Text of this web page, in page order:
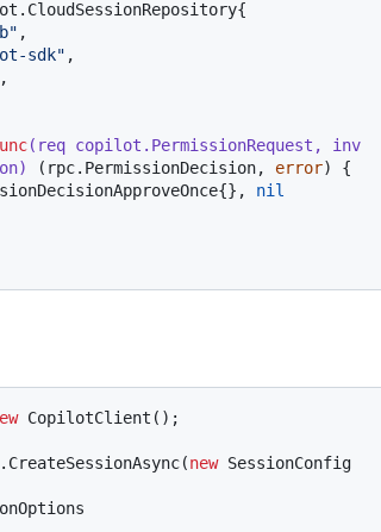
,
sdk" ,
,
(req copilot.PermissionRequest, inv
(rpc.PermissionDecision, error) {
nil
CopilotClient();
new SessionConfig